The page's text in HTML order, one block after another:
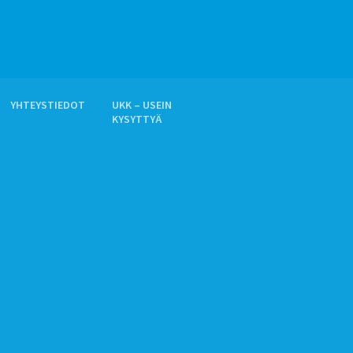
YHTEYSTIEDOT
UKK – USEIN
KYSYTTYÄ